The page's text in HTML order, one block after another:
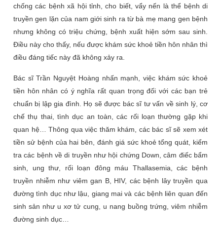
chống các bệnh xã hội tỉnh, cho biết, vẩy nến là thể bệnh di
truyền gen lặn của nam giới sinh ra từ bà mẹ mang gen bệnh
nhưng không có triệu chứng, bệnh xuất hiện sớm sau sinh.
Điều này cho thấy, nếu được khám sức khoẻ tiền hôn nhân thì
điều đáng tiếc này đã không xảy ra.
Bác sĩ Trần Nguyệt Hoàng nhấn mạnh, việc khám sức khoẻ
tiền hôn nhân có ý nghĩa rất quan trọng đối với các bạn trẻ
chuẩn bị lập gia đình. Họ sẽ được bác sĩ tư vấn về sinh lý, cơ
chế thụ thai, tình dục an toàn, các rối loạn thường gặp khi
quan hệ… Thông qua việc thăm khám, các bác sĩ sẽ xem xét
tiền sử bệnh của hai bên, đánh giá sức khoẻ tổng quát, kiểm
tra các bệnh về di truyền như hội chứng Down, câm điếc bẩm
sinh, ung thư, rối loạn đông máu Thallasemia, các bệnh
truyền nhiễm như viêm gan B, HIV, các bệnh lây truyền qua
đường tình dục như lậu, giang mai và các bệnh liên quan đến
sinh sản như u xơ tử cung, u nang buồng trứng, viêm nhiễm
đường sinh dục…